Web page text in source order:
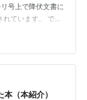
号上で降伏文書に
れています。 で
間にこそ、今日ま
りました。 8月15
8月15日、玉音放
う事実が伝えら
この日が戦争の区
（本紹介）